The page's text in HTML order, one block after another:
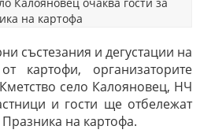
състезания и дегустации на
картофи, организаторите
село Калояновец, НЧ
и гости ще отбележат
на картофа.